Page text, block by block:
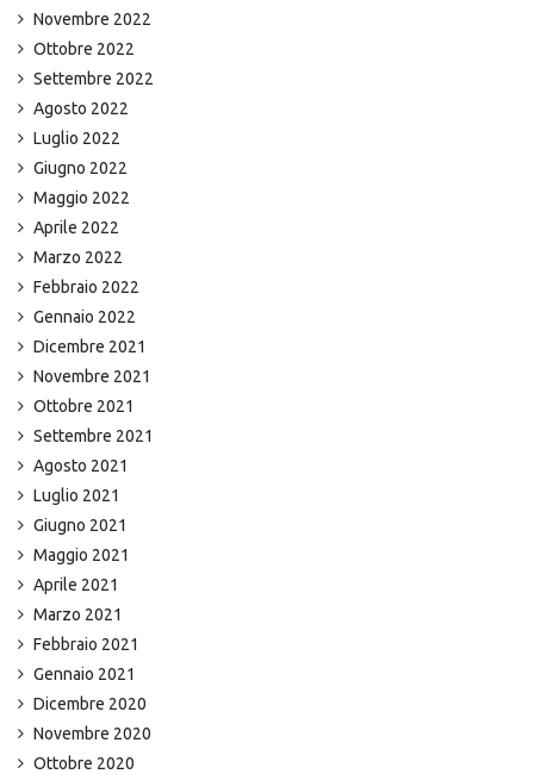
Novembre 2022
Ottobre 2022
Settembre 2022
Agosto 2022
Luglio 2022
Giugno 2022
Maggio 2022
Aprile 2022
Marzo 2022
Febbraio 2022
Gennaio 2022
Dicembre 2021
Novembre 2021
Ottobre 2021
Settembre 2021
Agosto 2021
Luglio 2021
Giugno 2021
Maggio 2021
Aprile 2021
Marzo 2021
Febbraio 2021
Gennaio 2021
Dicembre 2020
Novembre 2020
Ottobre 2020